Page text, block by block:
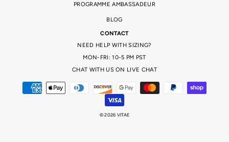
PROGRAMME AMBASSADEUR
BLOG
CONTACT
NEED HELP WITH SIZING?
MON-FRI: 10-5 PM PST
CHAT WITH US ON LIVE CHAT
© 2026 VITAE